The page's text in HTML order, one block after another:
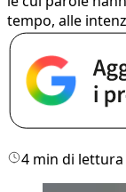
tempo, alle
4 min di lettura